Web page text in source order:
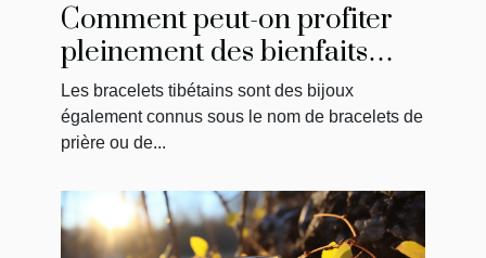
Comment peut-on profiter
pleinement des bienfaits
d’un bracelet tibétain ?
Les bracelets tibétains sont des bijoux
également connus sous le nom de bracelets de
prière ou de...